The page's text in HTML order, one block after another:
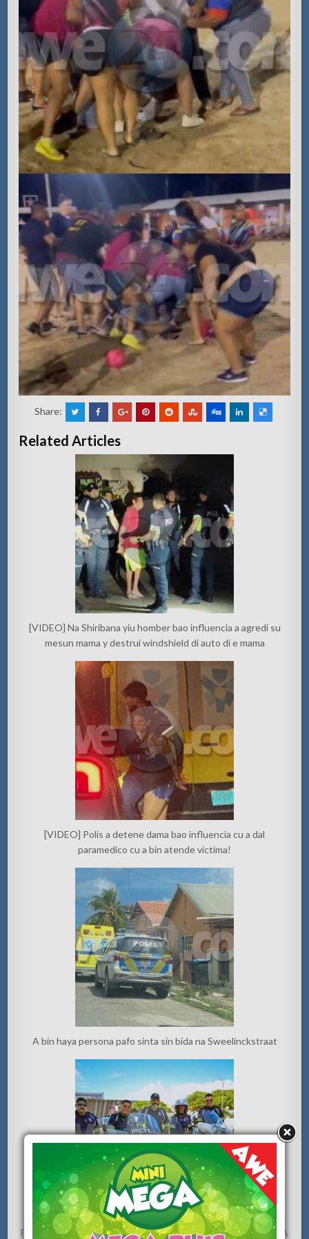
Share:
Related Articles
[VIDEO] Na Shiribana yiu homber bao influencia a agredi su
mesun mama y destrui windshield di auto di e mama
[VIDEO] Polis a detene dama bao influencia cu a dal
paramedico cu a bin atende victima!
A bin haya persona pafo sinta sin bida na Sweelinckstraat
For di oranan trempan t’e cu e siguiente dia ELECCION 2024 A